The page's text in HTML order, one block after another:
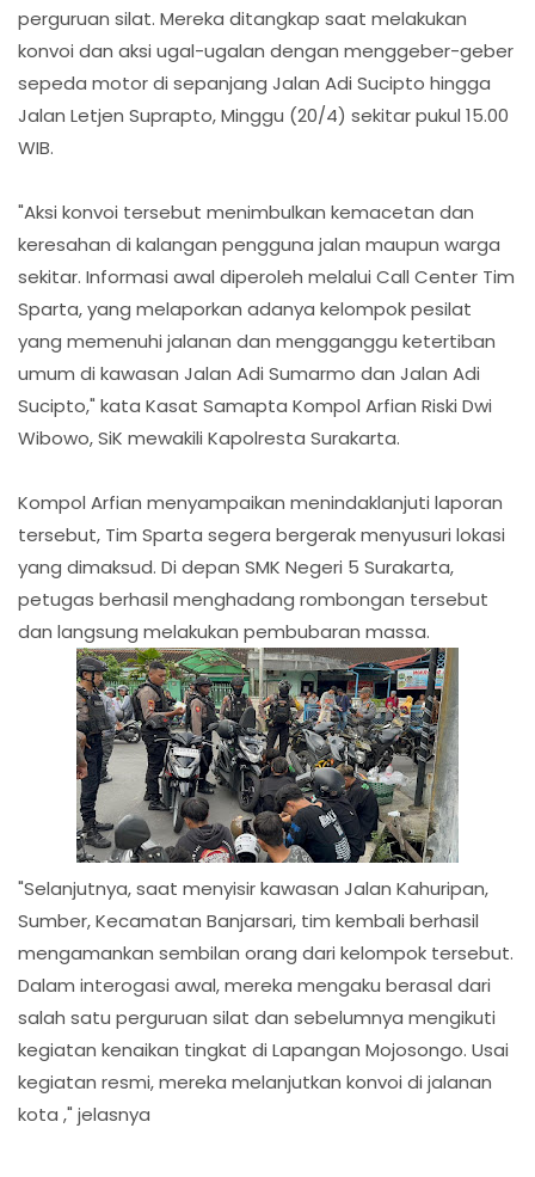
perguruan silat. Mereka ditangkap saat melakukan
konvoi dan aksi ugal-ugalan dengan menggeber-geber
sepeda motor di sepanjang Jalan Adi Sucipto hingga
Jalan Letjen Suprapto, Minggu (20/4) sekitar pukul 15.00
WIB.
"Aksi konvoi tersebut menimbulkan kemacetan dan
keresahan di kalangan pengguna jalan maupun warga
sekitar. Informasi awal diperoleh melalui Call Center Tim
Sparta, yang melaporkan adanya kelompok pesilat
yang memenuhi jalanan dan mengganggu ketertiban
umum di kawasan Jalan Adi Sumarmo dan Jalan Adi
Sucipto," kata Kasat Samapta Kompol Arfian Riski Dwi
Wibowo, SiK mewakili Kapolresta Surakarta.
Kompol Arfian menyampaikan menindaklanjuti laporan
tersebut, Tim Sparta segera bergerak menyusuri lokasi
yang dimaksud. Di depan SMK Negeri 5 Surakarta,
petugas berhasil menghadang rombongan tersebut
dan langsung melakukan pembubaran massa.
"Selanjutnya, saat menyisir kawasan Jalan Kahuripan,
Sumber, Kecamatan Banjarsari, tim kembali berhasil
mengamankan sembilan orang dari kelompok tersebut.
Dalam interogasi awal, mereka mengaku berasal dari
salah satu perguruan silat dan sebelumnya mengikuti
kegiatan kenaikan tingkat di Lapangan Mojosongo. Usai
kegiatan resmi, mereka melanjutkan konvoi di jalanan
kota ," jelasnya